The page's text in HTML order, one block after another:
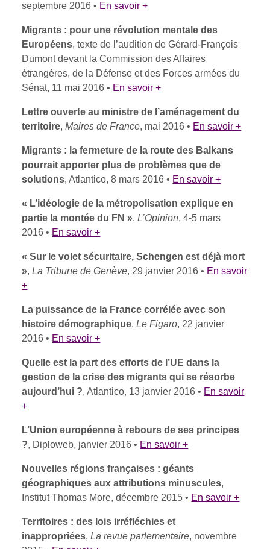
septembre 2016 • En savoir +
Migrants : pour une révolution mentale des
Européens, texte de l’audition de Gérard-François
Dumont devant la Commission des Affaires
étrangères, de la Défense et des Forces armées du
Sénat, 11 mai 2016 • En savoir +
Lettre ouverte au ministre de l’aménagement du
territoire,Maires de France, mai 2016 • En savoir +
Migrants : la fermeture de la route des Balkans
pourrait apporter plus de problèmes que de
solutions, Atlantico, 8 mars 2016 • En savoir +
« L’idéologie de la métropolisation explique en
partie la montée du FN »,L’Opinion, 4-5 mars
2016 • En savoir +
« Sur le volet sécuritaire, Schengen est déjà mort
»,La Tribune de Genève, 29 janvier 2016 • En savoir
+
La puissance de la France corrélée avec son
histoire démographique,Le Figaro, 22 janvier
2016 • En savoir +
Quelle est la part des efforts de l’UE dans la
gestion de la crise des migrants qui se résorbe
aujourd’hui ?, Atlantico, 13 janvier 2016 • En savoir
+
L’Union européenne à rebours de ses principes
?, Diploweb, janvier 2016 • En savoir +
Nouvelles régions françaises : géants
géographiques aux attributions minuscules,
Institut Thomas More, décembre 2015 • En savoir +
Territoires : des lois irréfléchies et
inappropriées,La revue parlementaire, novembre